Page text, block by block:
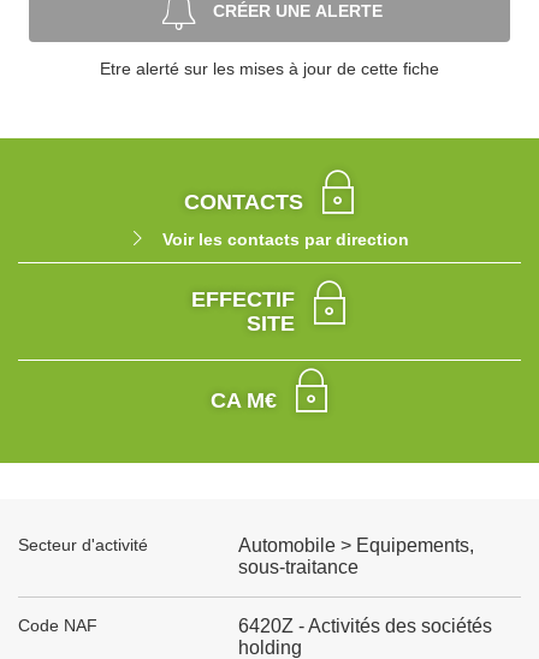
CRÉER UNE ALERTE
Etre alerté sur les mises à jour de cette fiche
CONTACTS
Voir les contacts par direction
EFFECTIF
SITE
CA M€
Secteur d'activité
Automobile > Equipements,
sous-traitance
Code NAF
6420Z - Activités des sociétés
holding